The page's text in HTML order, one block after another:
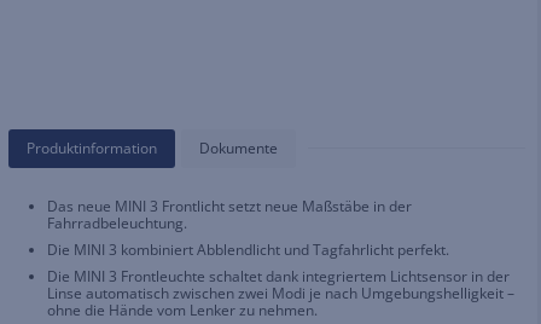
Produktinformation Dokumente
Das neue MINI 3 Frontlicht setzt neue Maßstäbe in der
Fahrradbeleuchtung.
Die MINI 3 kombiniert Abblendlicht und Tagfahrlicht perfekt.
Die MINI 3 Frontleuchte schaltet dank integriertem Lichtsensor in der
Linse automatisch zwischen zwei Modi je nach Umgebungshelligkeit –
ohne die Hände vom Lenker zu nehmen.